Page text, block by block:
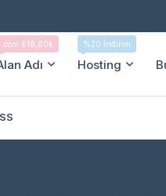
.com 618,60₺
Adı
%20 İndirim
Hosting